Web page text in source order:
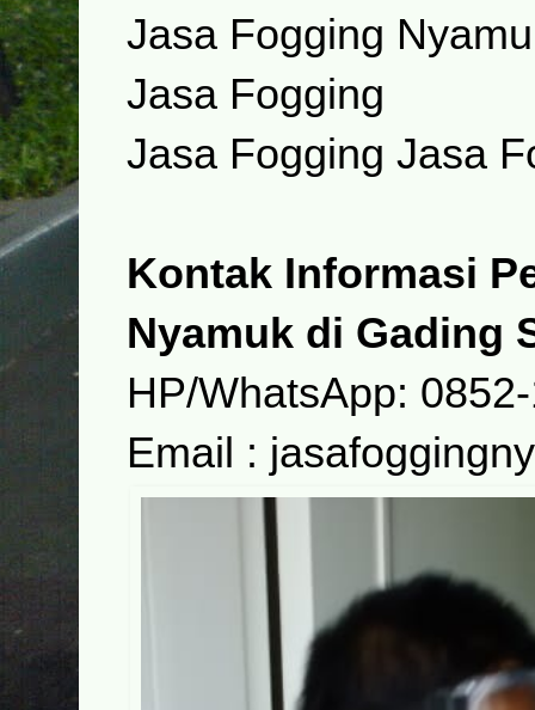
Jasa Fogging
Jasa Fogging
Jasa Fogging Jasa
Kontak Informasi
Nyamuk di Gading
HP/WhatsApp:
Email :